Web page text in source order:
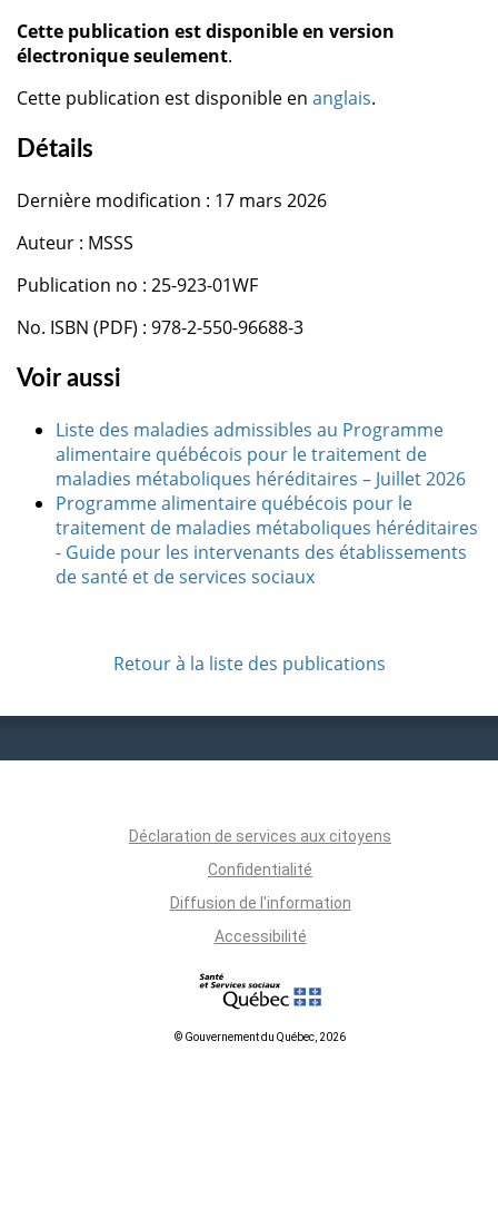
Cette publication est disponible en version
électronique seulement.
Cette publication est disponible en anglais.
Détails
Dernière modification : 17 mars 2026
Auteur : MSSS
Publication no : 25-923-01WF
No. ISBN (PDF) : 978-2-550-96688-3
Voir aussi
Liste des maladies admissibles au Programme
alimentaire québécois pour le traitement de
maladies métaboliques héréditaires – Juillet 2026
Programme alimentaire québécois pour le
traitement de maladies métaboliques héréditaires
- Guide pour les intervenants des établissements
de santé et de services sociaux
Retour à la liste des publications
Déclaration de services aux citoyens
Confidentialité
Diffusion de l'information
Accessibilité
© Gouvernement du Québec, 2026